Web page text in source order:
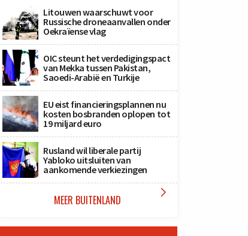
Litouwen waarschuwt voor
Russische droneaanvallen onder
Oekraïense vlag
OIC steunt het verdedigingspact
van Mekka tussen Pakistan,
Saoedi-Arabië en Turkije
EU eist financieringsplannen nu
kosten bosbranden oplopen tot
19 miljard euro
Rusland wil liberale partij
Yabloko uitsluiten van
aankomende verkiezingen
MEER BUITENLAND 